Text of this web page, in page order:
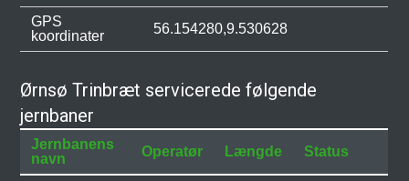
GPS
koordinater
56.154280,9.530628
Ørnsø Trinbræt servicerede følgende
jernbaner
Jernbanens
navn
Operatør Længde Status